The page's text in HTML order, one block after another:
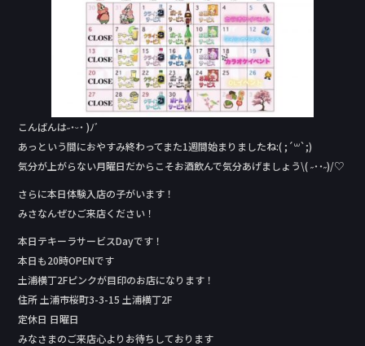
k
こんばんは˶˙ᵕ˙ )ﾉﾞ
あっという間におやすみ終わってまた1週間始まりましたね:( ;´꒳`;)
気分が上がらない月曜日だからこそお酒飲んで気分あげましょう\( ˶˙˙˶)/♡
さらに本日体験入店の子がいます！
みさなんぜひご来店ください！
本日テキーラサービスDay‬です！
本日も20時OPENです
土浦横丁2Fピンクが目印のお店になります！
住所 土浦市桜町3-3-15 土浦横丁2F
定休日 日曜日
みなさまのご来店心よりお待ちしております